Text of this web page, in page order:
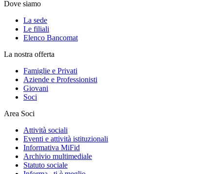
Dove siamo
La sede
Le filiali
Elenco Bancomat
La nostra offerta
Famiglie e Privati
Aziende e Professionisti
Giovani
Soci
Area Soci
Attività sociali
Eventi e attività istituzionali
Informativa MiFid
Archivio multimediale
Statuto sociale